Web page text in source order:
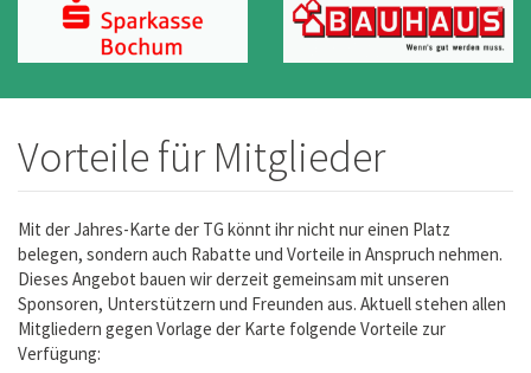
Vorteile für Mitglieder
Mit der Jahres-Karte der TG könnt ihr nicht nur einen Platz
belegen, sondern auch Rabatte und Vorteile in Anspruch nehmen.
Dieses Angebot bauen wir derzeit gemeinsam mit unseren
Sponsoren, Unterstützern und Freunden aus. Aktuell stehen allen
Mitgliedern gegen Vorlage der Karte folgende Vorteile zur
Verfügung: